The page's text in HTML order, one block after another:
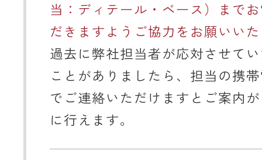
当：ディテール・ベース）まで
だきますようご協力をお願いい
過去に弊社担当者が応対させて
ことがありましたら、担当の携
でご連絡いただけますとご案内
に行えます。